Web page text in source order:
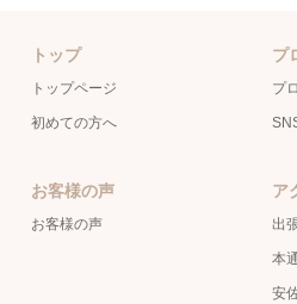
トップ
トップページ
初めての方へ
プ
プ
お客様の声
お客様の声
ア
出
本
安